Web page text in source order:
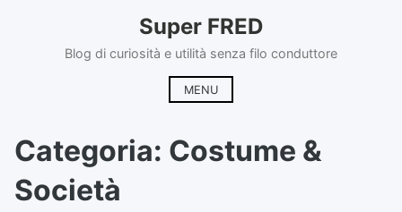
Super FRED
Blog di curiosità e utilità senza filo conduttore
MENU
Categoria: Costume &
Società